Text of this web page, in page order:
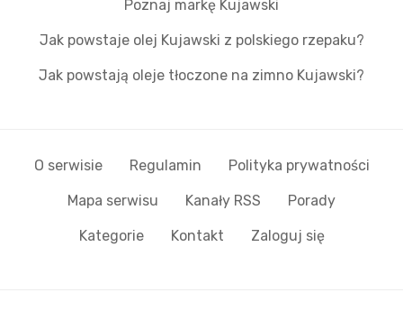
Poznaj markę Kujawski
Jak powstaje olej Kujawski z polskiego rzepaku?
Jak powstają oleje tłoczone na zimno Kujawski?
O serwisie Regulamin Polityka prywatności
Mapa serwisu Kanały RSS Porady
Kategorie Kontakt Zaloguj się